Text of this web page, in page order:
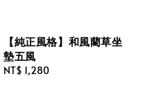
【純正風格】和風藺草坐
墊五風
Regular
NT$ 1,280